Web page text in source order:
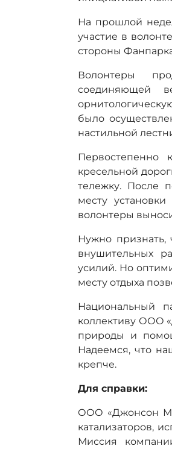
На прошлой
участие в
стороны
Волонтеры
соединяющей
было
настильной
Первостепенно
кресельной
тележку. После
месту
волонтеры
Нужно признать,
внушительных
усилий. Но
месту отдыха
Национальный
коллективу ООО
природы и
Надеемся, что
крепче.
Для справки:
ООО «Джонсон
катализаторов,
Миссия